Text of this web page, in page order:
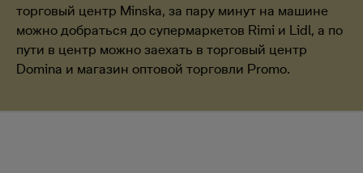
торговый центр Minska, за пару минут на машине
можно добраться до супермаркетов Rimi и Lidl, а по
пути в центр можно заехать в торговый центр
Domina и магазин оптовой торговли Promo.